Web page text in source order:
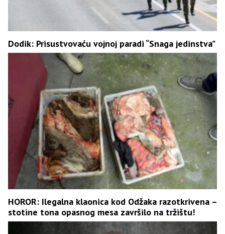
Dodik: Prisustvovaću vojnoj paradi “Snaga jedinstva”
HOROR: Ilegalna klaonica kod Odžaka razotkrivena –
stotine tona opasnog mesa završilo na tržištu!